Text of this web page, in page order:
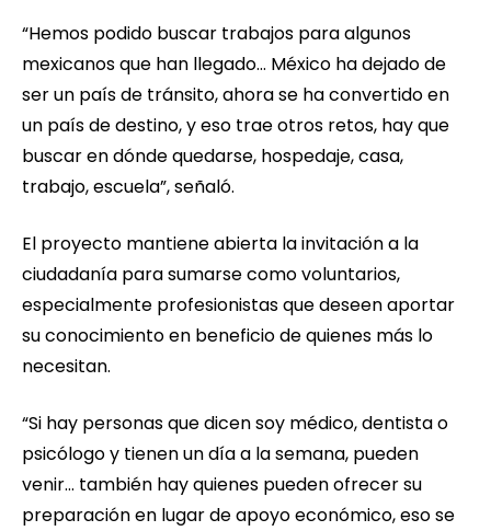
“Hemos podido buscar trabajos para algunos
mexicanos que han llegado… México ha dejado de
ser un país de tránsito, ahora se ha convertido en
un país de destino, y eso trae otros retos, hay que
buscar en dónde quedarse, hospedaje, casa,
trabajo, escuela”, señaló.
El proyecto mantiene abierta la invitación a la
ciudadanía para sumarse como voluntarios,
especialmente profesionistas que deseen aportar
su conocimiento en beneficio de quienes más lo
necesitan.
“Si hay personas que dicen soy médico, dentista o
psicólogo y tienen un día a la semana, pueden
venir… también hay quienes pueden ofrecer su
preparación en lugar de apoyo económico, eso se